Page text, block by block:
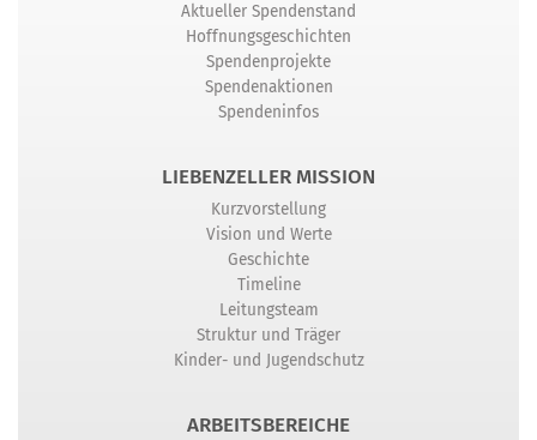
Aktueller Spendenstand
Hoffnungsgeschichten
Spendenprojekte
Spendenaktionen
Spendeninfos
LIEBENZELLER MISSION
Kurzvorstellung
Vision und Werte
Geschichte
Timeline
Leitungsteam
Struktur und Träger
Kinder- und Jugendschutz
ARBEITSBEREICHE